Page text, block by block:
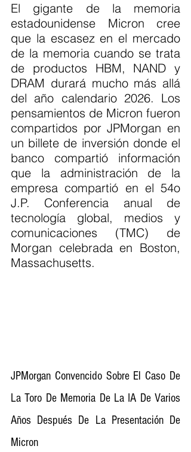
El gigante de la memoria
estadounidense Micron cree
que la escasez en el mercado
de la memoria cuando se trata
de productos HBM, NAND y
DRAM durará mucho más allá
del año calendario 2026. Los
pensamientos de Micron fueron
compartidos por JPMorgan en
un billete de inversión donde el
banco compartió información
que la administración de la
empresa compartió en el 54o
J.P. Conferencia anual de
tecnología global, medios y
comunicaciones (TMC) de
Morgan celebrada en Boston,
Massachusetts.
JPMorgan Convencido Sobre El Caso De
La Toro De Memoria De La IA De Varios
Años Después De La Presentación De
Micron